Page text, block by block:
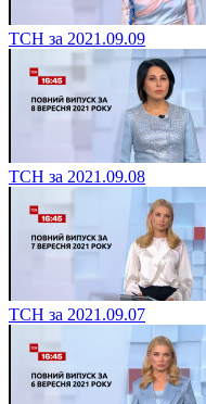
ТСН за 2021.09.09
ТСН за 2021.09.08
ТСН за 2021.09.07